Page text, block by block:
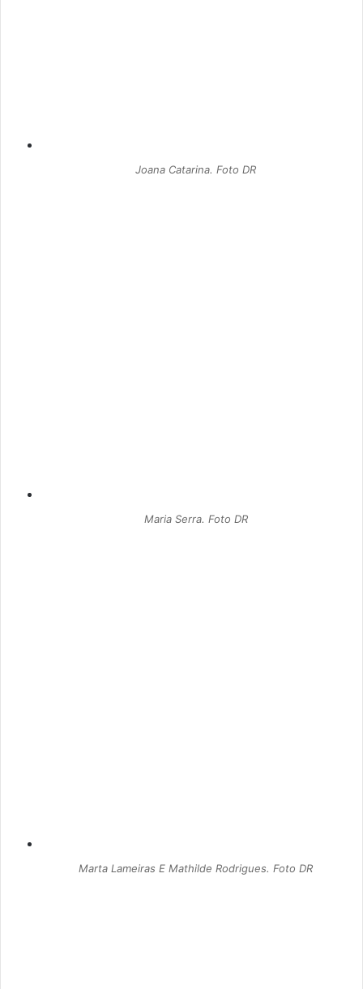
Joana Catarina. Foto DR
Maria Serra. Foto DR
Marta Lameiras E Mathilde Rodrigues. Foto DR